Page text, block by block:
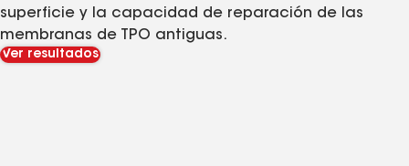
superficie y la capacidad de reparación de las
membranas de TPO antiguas.
Ver resultados